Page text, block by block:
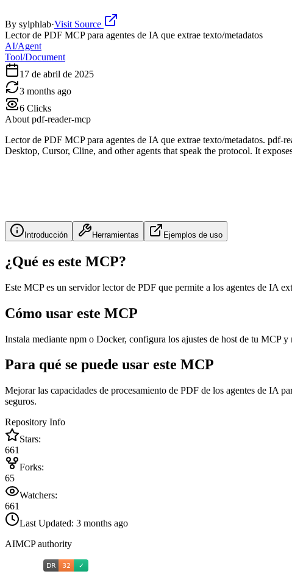
By sylphlab·Visit Source
Lector de PDF MCP para agentes de IA que extrae texto/metadatos
AI/Agent
Tool/Document
17 de abril de 2025
3 months ago
6 Clicks
About pdf-reader-mcp
Lector de PDF MCP para agentes de IA que extrae texto/metadatos.
Desktop, Cursor, Cline, and other agents that speak the protocol. It
Introducción Herramientas Ejemplos de uso
¿Qué es este MCP?
Este MCP es un servidor lector de PDF que permite a los agentes de IA
Cómo usar este MCP
Instala mediante npm o Docker, configura los ajustes de host de tu MCP
Para qué se puede usar este MCP
Mejorar las capacidades de procesamiento de PDF de los agentes de IA
seguros.
Repository Info
Stars:
661
Forks:
65
Watchers:
661
Last Updated: 3 months ago
AIMCP authority